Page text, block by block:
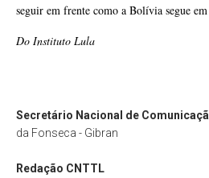
seguir em frente como a Bolívia segue
Do Instituto Lula
Secretário Nacional de
da Fonseca - Gibran
Redação CNTTL